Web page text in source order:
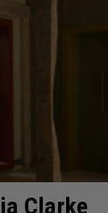
Clarke